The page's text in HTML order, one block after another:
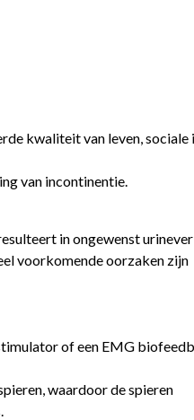
kwaliteit van leven, sociale
van incontinentie.
in ongewenst
voorkomende oorzaken zijn
of een EMG
waardoor de spieren